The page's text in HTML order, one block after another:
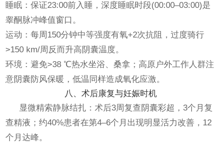
睡眠：保证23:00前入睡，深度睡眠时段(00:00–03:00)是
睾酮脉冲峰值窗口。
运动：每周150分钟中等强度有氧+2次抗阻，过度骑行
>150 km/周反而升高阴囊温度。
环境：避免>38 ℃热水坐浴、桑拿；高原户外工作人群注
意阴囊防风保暖，低温同样造成氧化应激。
八、术后康复与妊娠时机
显微精索静脉结扎：术后3周复查阴囊彩超，3个月复
查精液；约40%患者在第4–6个月出现明显活力改善，12
个月达峰。